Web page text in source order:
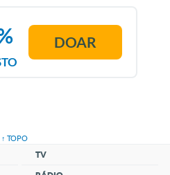
DOAR
↑ TOPO
TV